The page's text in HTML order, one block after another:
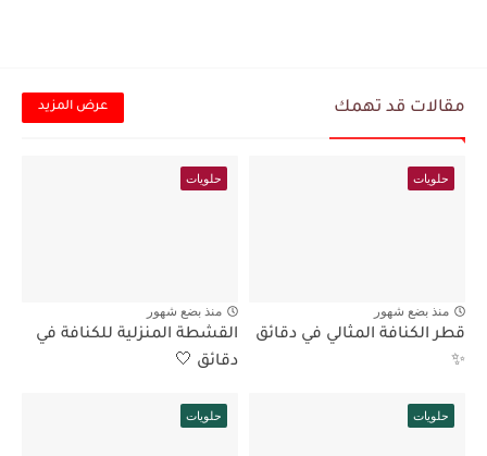
مقالات قد تهمك عرض المزيد
حلويات
منذ بضع شهور
قطر الكنافة المثالي في دقائق
✨
حلويات
منذ بضع شهور
القشطة المنزلية للكنافة في
دقائق 🤍
حلويات حلويات